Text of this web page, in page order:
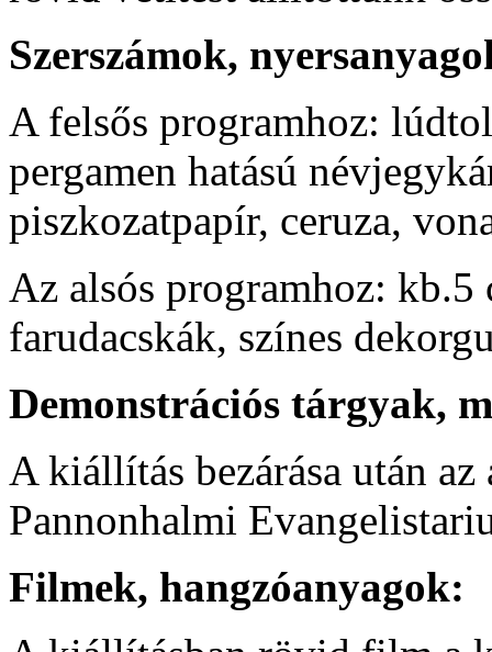
Szerszámok,
A felsős programhoz:
pergamen hatású
piszkozatpapír, ceruza,
Az alsós programhoz: kb.5
farudacskák, színes
Demonstrációs tárgyak,
A kiállítás bezárása után
Pannonhalmi
Filmek, hangzóanyagok: